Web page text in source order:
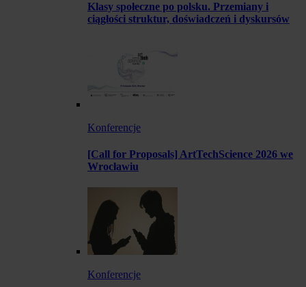
Klasy społeczne po polsku. Przemiany i
ciągłości struktur, doświadczeń i dyskursów
Konferencje
[Call for Proposals] ArtTechScience 2026 we
Wrocławiu
Konferencje